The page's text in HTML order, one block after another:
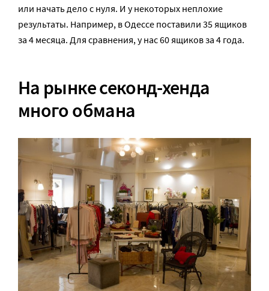
или начать дело с нуля. И у некоторых неплохие
результаты. Например, в Одессе поставили 35 ящиков
за 4 месяца. Для сравнения, у нас 60 ящиков за 4 года.
На рынке секонд-хенда
много обмана